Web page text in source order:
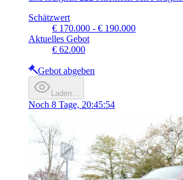
Schätzwert
€ 170.000 - € 190.000
Aktuelles Gebot
€ 62.000
Gebot abgeben
Laden…
Noch 8 Tage, 20:45:54